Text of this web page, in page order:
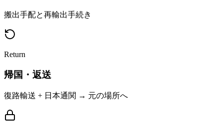
搬出手配と再輸出手続き
Return
帰国・返送
復路輸送 + 日本通関 → 元の場所へ